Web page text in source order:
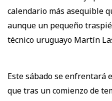
calendario más asequible
aunque un pequeño
técnico uruguayo Martín
Este sábado se enfrentará
que tras un comienzo de